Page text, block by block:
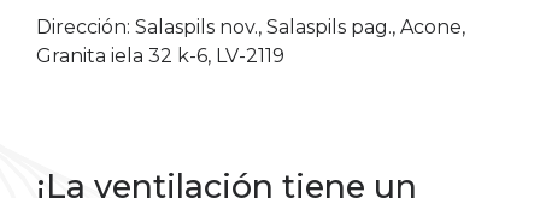
Dirección: Salaspils nov., Salaspils pag., Acone,
Granita iela 32 k-6, LV-2119
¡La ventilación tiene un